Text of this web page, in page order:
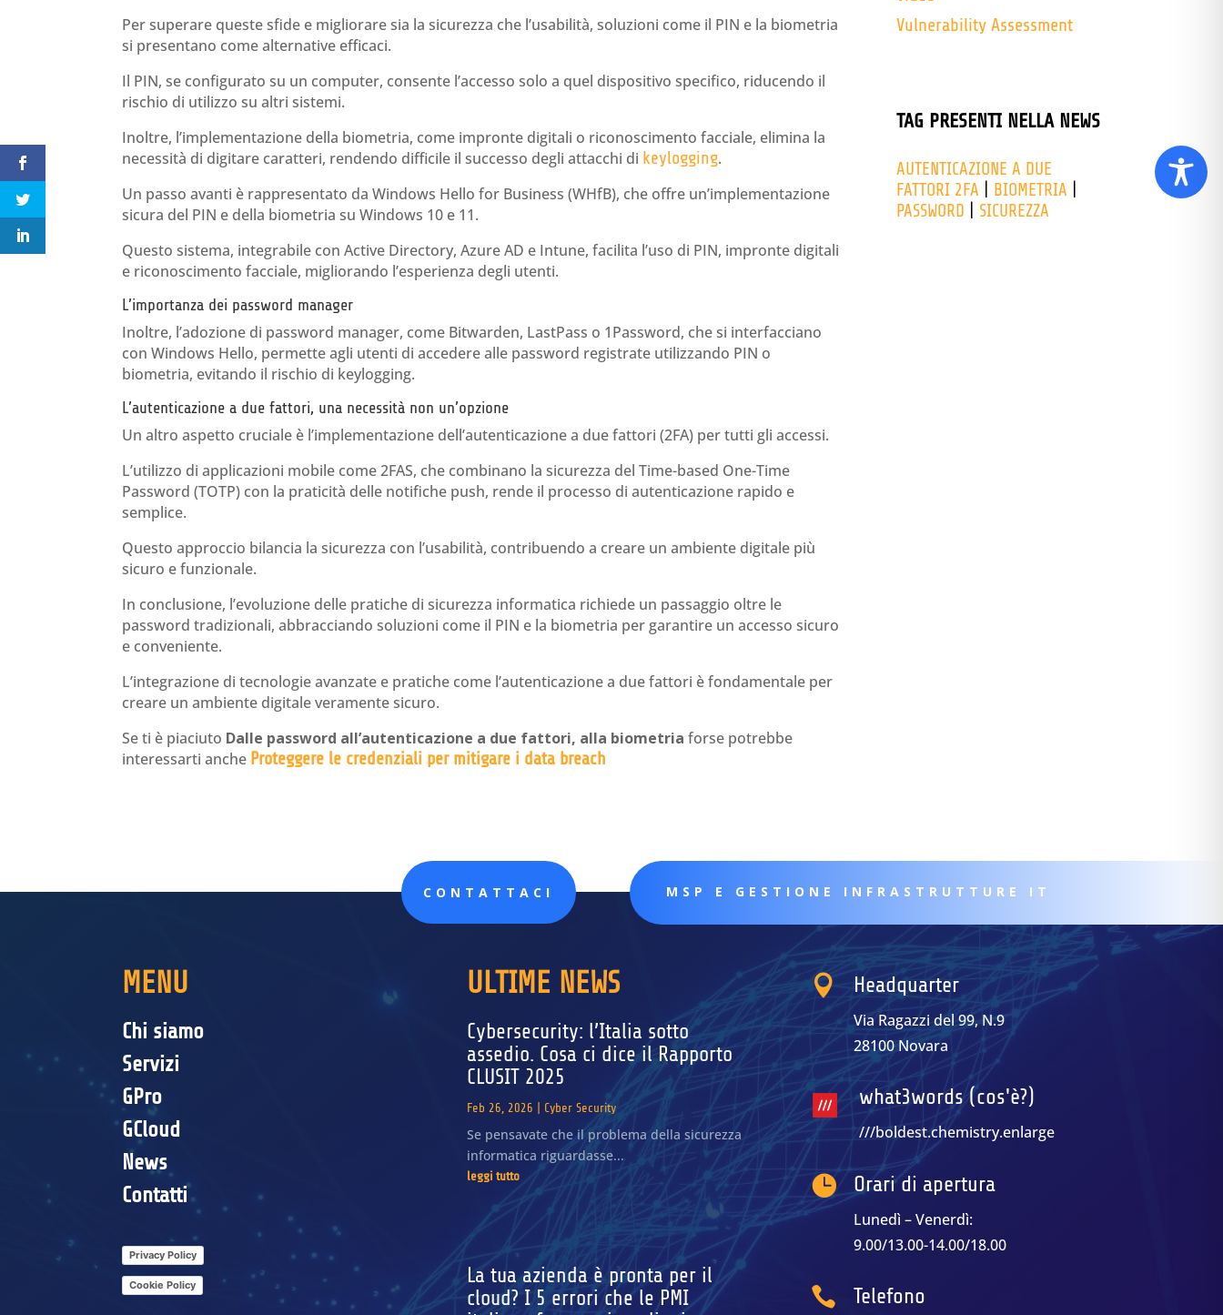
Per superare queste sfide e migliorare sia la sicurezza che l’usabilità, soluzioni come il PIN e la biometria
si presentano come alternative efficaci.
Il PIN, se configurato su un computer, consente l’accesso solo a quel dispositivo specifico, riducendo il
rischio di utilizzo su altri sistemi.
Inoltre, l’implementazione della biometria, come impronte digitali o riconoscimento facciale, elimina la
necessità di digitare caratteri, rendendo difficile il successo degli attacchi di keylogging.
Un passo avanti è rappresentato da Windows Hello for Business (WHfB), che offre un’implementazione
sicura del PIN e della biometria su Windows 10 e 11.
Questo sistema, integrabile con Active Directory, Azure AD e Intune, facilita l’uso di PIN, impronte digitali
e riconoscimento facciale, migliorando l’esperienza degli utenti.
L’importanza dei password manager
Inoltre, l’adozione di password manager, come Bitwarden, LastPass o 1Password, che si interfacciano
con Windows Hello, permette agli utenti di accedere alle password registrate utilizzando PIN o
biometria, evitando il rischio di keylogging.
L’autenticazione a due fattori, una necessità non un’opzione
Un altro aspetto cruciale è l’implementazione dell’autenticazione a due fattori (2FA) per tutti gli accessi.
L’utilizzo di applicazioni mobile come 2FAS, che combinano la sicurezza del Time-based One-Time
Password (TOTP) con la praticità delle notifiche push, rende il processo di autenticazione rapido e
semplice.
Questo approccio bilancia la sicurezza con l’usabilità, contribuendo a creare un ambiente digitale più
sicuro e funzionale.
In conclusione, l’evoluzione delle pratiche di sicurezza informatica richiede un passaggio oltre le
password tradizionali, abbracciando soluzioni come il PIN e la biometria per garantire un accesso sicuro
e conveniente.
L’integrazione di tecnologie avanzate e pratiche come l’autenticazione a due fattori è fondamentale per
creare un ambiente digitale veramente sicuro.
Se ti è piaciuto Dalle password all’autenticazione a due fattori, alla biometria forse potrebbe
interessarti anche Proteggere le credenziali per mitigare i data breach
Vulnerability Assessment
TAG PRESENTI NELLA NEWS
AUTENTICAZIONE A DUE
FATTORI 2FA
BIOMETRIA
PASSWORD
SICUREZZA
CONTATTACI MSP E GESTIONE INFRASTRUTTURE IT
MENU
Chi siamo
Servizi
GPro
GCloud
News
Contatti
Privacy Policy
Cookie Policy
ULTIME NEWS
Cybersecurity: l’Italia sotto
assedio. Cosa ci dice il Rapporto
CLUSIT 2025
Feb 26, 2026 Cyber Security
Se pensavate che il problema della sicurezza
informatica riguardasse...
leggi tutto
La tua azienda è pronta per il
cloud? I 5 errori che le PMI
 Headquarter
Via Ragazzi del 99, N.9
28100 Novara
what3words (cos'è?)
///boldest.chemistry.enlarge
 Orari di apertura
Lunedì – Venerdì:
9.00/13.00-14.00/18.00
 Telefono